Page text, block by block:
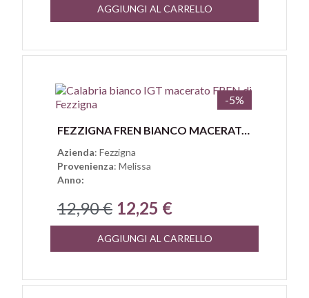
AGGIUNGI AL CARRELLO
Anteprima
-5%
FEZZIGNA FREN BIANCO MACERATO CALABRIA IGT
Azienda: Fezzigna
Provenienza: Melissa
Anno:
12,90 € 12,25 €
AGGIUNGI AL CARRELLO